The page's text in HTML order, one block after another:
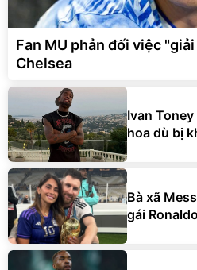
Fan MU phản đối việc
Chelsea
Ivan
hoa dù bị
Bà xã
gái